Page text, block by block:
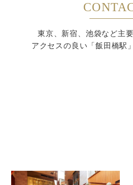
東京、新宿、池袋など主
アクセスの良い「飯田橋駅